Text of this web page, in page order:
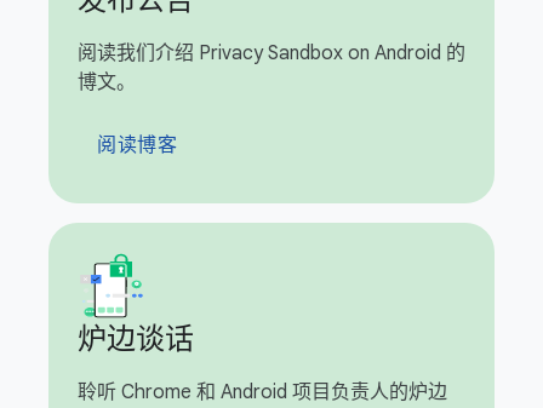
阅读我们介绍 Privacy Sandbox on Android 的
博文。
阅读博客
炉边谈话
聆听 Chrome 和 Android 项目负责人的炉边